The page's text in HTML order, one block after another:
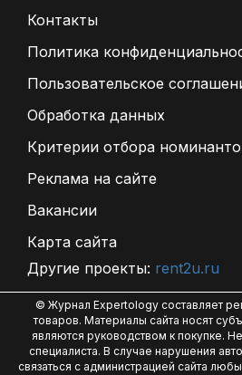
Контакты
Политика
Пользовательское
Обработка данных
Критерии отбора
Реклама на сайте
Вакансии
Карта сайта
Другие проекты: rent2u.ru
© Журнал Expertology составляет
товаров. Материалы сайта носят
являются руководством к покупке.
специалиста. В случае нарушения
связаться с администрацией сайта